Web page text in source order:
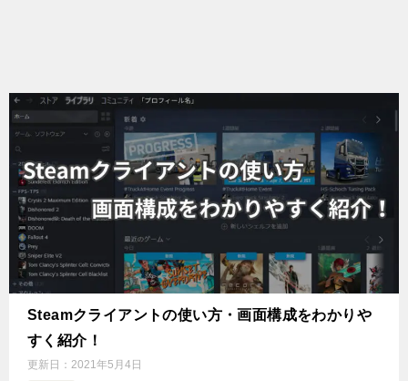
Steamクライアントの使い方・画面構成をわかりや
すく紹介！
更新日： 2021年5月4日